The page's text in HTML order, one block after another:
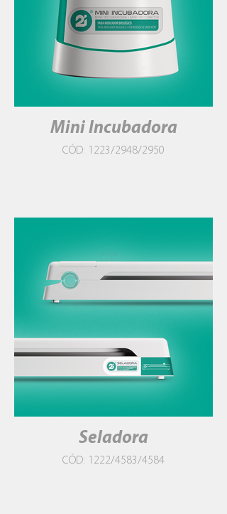
Mini Incubadora
CÓD: 1223/2948/2950
Seladora
CÓD: 1222/4583/4584